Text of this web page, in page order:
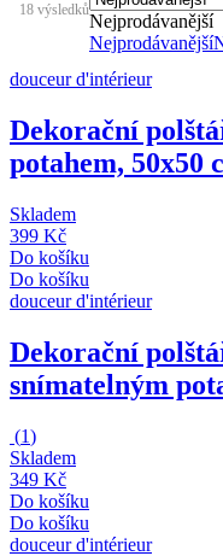
18 výsledků
Nejprodávanější
Nejprodávanější
douceur d'intérieur
Dekorační
potahem, 50x50
Skladem
399 Kč
Do košíku
Do košíku
douceur d'intérieur
Dekorační
snímatelným
(1)
Skladem
349 Kč
Do košíku
Do košíku
douceur d'intérieur